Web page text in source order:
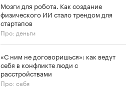
Мозги для робота. Как создание
физического ИИ стало трендом для
стартапов
Про: деньги
«С ним не договоришься»: как ведут
себя в конфликте люди с
расстройствами
Про: себя